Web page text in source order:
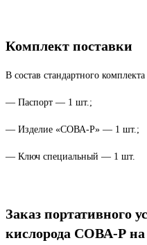
Комплект поставки
В состав стандартного
— Паспорт — 1 шт.;
— Изделие «СОВА-Р» — 1 шт.;
— Ключ специальный — 1 шт.
Заказ портативного
кислорода СОВА-Р